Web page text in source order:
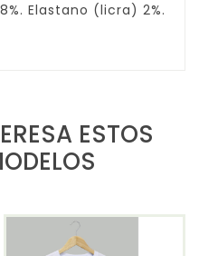
Elastano (licra) 2%.
ESTOS